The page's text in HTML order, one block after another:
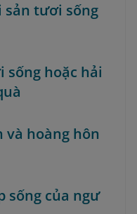
tươi sống
sống hoặc hải
và hoàng hôn
sống của ngư